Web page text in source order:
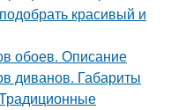
красивый и
обоев. Описание
диванов. Габариты